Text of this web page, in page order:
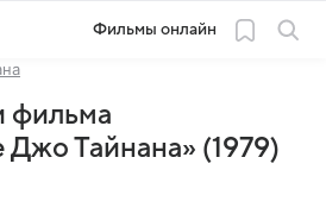
Фильмы онлайн
фильма
Тайнана» (1979)